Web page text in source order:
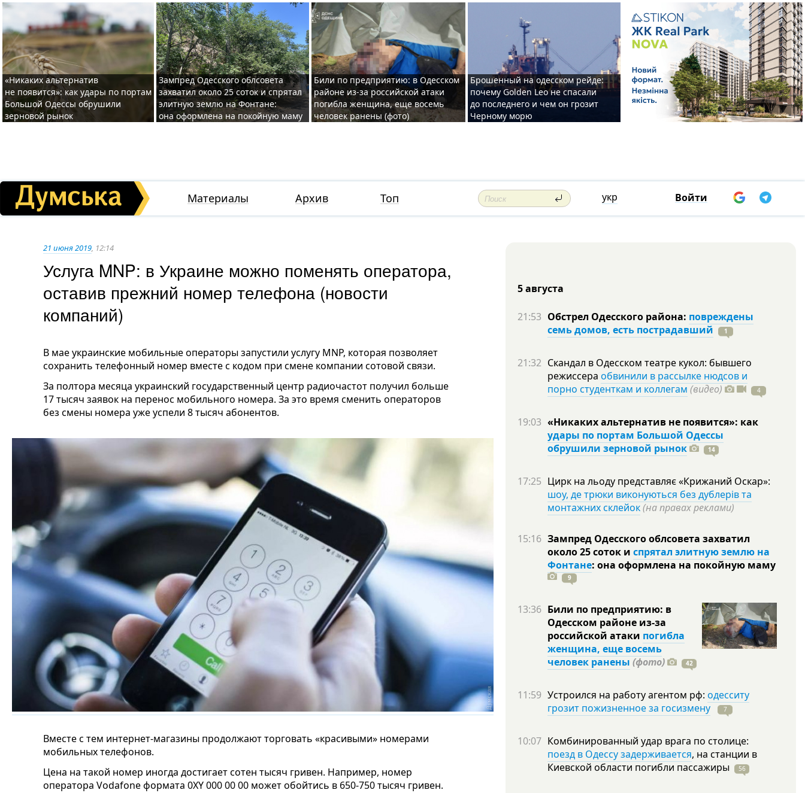
«Никаких альтернатив
не появится»: как удары по портам
Большой Одессы обрушили
зерновой рынок
Зампред Одесского облсовета
захватил около 25 соток и спрятал
элитную землю на Фонтане:
она оформлена на покойную маму
Били по предприятию: в Одесском
районе из-за российской атаки
погибла женщина, еще восемь
человек ранены (фото)
Брошенный на одесском рейде:
почему Golden Leo не спасали
до последнего и чем он грозит
Черному морю
Материалы Архив Топ укр Войти
21 июня 2019, 12:14
Услуга MNP: в Украине можно поменять оператора,
оставив прежний номер телефона (новости
компаний)
В мае украинские мобильные операторы запустили услугу MNP, которая позволяет
сохранить телефонный номер вместе с кодом при смене компании сотовой связи.
За полтора месяца украинский государственный центр радиочастот получил больше
17 тысяч заявок на перенос мобильного номера. За это время сменить операторов
без смены номера уже успели 8 тысяч абонентов.
Вместе с тем интернет-магазины продолжают торговать «красивыми» номерами
мобильных телефонов.
Цена на такой номер иногда достигает сотен тысяч гривен. Например, номер
оператора Vodafone формата 0XY 000 00 00 может обойтись в 650-750 тысяч гривен.
5 августа
21:53 Обстрел Одесского района: повреждены
семь домов, есть пострадавший
1
21:32 Скандал в Одесском театре кукол: бывшего
режиссера обвинили в рассылке нюдсов и
порно студенткам и коллегам (видео) 4
19:03 «Никаких альтернатив не появится»: как
удары по портам Большой Одессы
обрушили зерновой рынок
14
17:25 Цирк на льоду представляє «Крижаний Оскар»:
шоу, де трюки виконуються без дублерів та
монтажних склейок(на правах реклами)
15:16 Зампред Одесского облсовета захватил
около 25 соток и спрятал элитную землю на
Фонтане: она оформлена на покойную маму
9
13:36 Били по предприятию: в
Одесском районе из-за
российской атаки погибла
женщина, еще восемь
человек ранены (фото) 42
11:59 Устроился на работу агентом рф: одесситу
грозит пожизненное за госизмену
7
10:07 Комбинированный удар врага по столице:
поезд в Одессу задерживается, на станции в
Киевской области погибли пассажиры 56